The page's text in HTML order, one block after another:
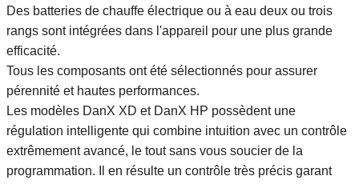
Des batteries de chauffe électrique ou à eau deux ou trois
rangs sont intégrées dans l'appareil pour une plus grande
efficacité.
Tous les composants ont été sélectionnés pour assurer
pérennité et hautes performances.
Les modèles DanX XD et DanX HP possèdent une
régulation intelligente qui combine intuition avec un contrôle
extrêmement avancé, le tout sans vous soucier de la
programmation. Il en résulte un contrôle très précis garant